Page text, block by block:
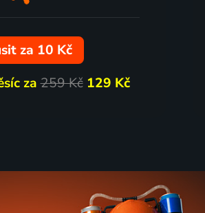
za 10 Kč
za259 Kč 129 Kč